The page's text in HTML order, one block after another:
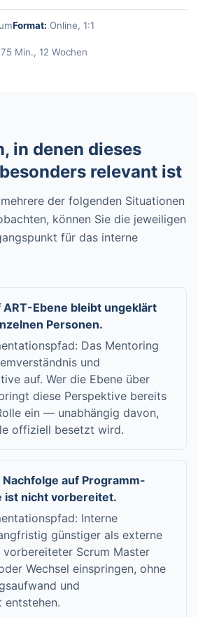
Format: Online, 1:1
Min., 12 Wochen
in denen dieses
relevant ist
der folgenden Situationen
können Sie die jeweiligen
für das interne
ART-Ebene bleibt ungeklärt
Personen.
Das Mentoring
und
auf. Wer die Ebene über
diese Perspektive bereits
ein — unabhängig davon,
offiziell besetzt wird.
auf Programm-
ist nicht vorbereitet.
Interne
günstiger als externe
vorbereiteter Scrum Master
Wechsel einspringen, ohne
und
entstehen.